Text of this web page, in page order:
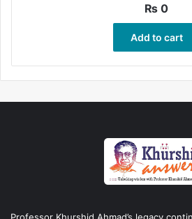
₨ 0
Add to cart
Professor Khurshid Ahmad’s legacy